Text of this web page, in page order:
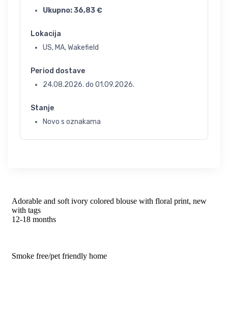
Ukupno:36,83€
Lokacija
US, MA, Wakefield
Period dostave
24.08.2026. do 01.09.2026.
Stanje
Novo s oznakama